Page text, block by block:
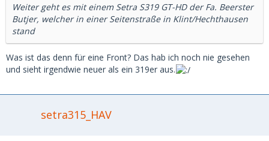
Weiter geht es mit einem Setra S319 GT-HD der Fa. Beerster
Butjer, welcher in einer Seitenstraße in Klint/Hechthausen
stand
Was ist das denn für eine Front? Das hab ich noch nie gesehen
und sieht irgendwie neuer als ein 319er aus.
setra315_HAV